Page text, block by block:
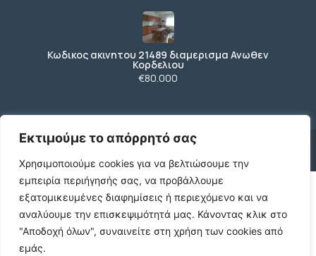
Εκτιμούμε το απόρρητό σας
Χρησιμοποιούμε cookies για να βελτιώσουμε την
εμπειρία περιήγησής σας, να προβάλλουμε
εξατομικευμένες διαφημίσεις ή περιεχόμενο και να
αναλύουμε την επισκεψιμότητά μας. Κάνοντας κλικ στο
"Αποδοχή όλων", συναινείτε στη χρήση των cookies από
εμάς.
Κωδικος ακινητου 21489 διαμερισμα Ανωθεν
Κορδελιου
€80.000
© 2026 agx.gr. All rights reserved.